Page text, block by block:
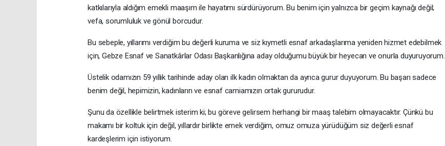
katkılarıyla aldığım emekli maaşım ile hayatımı sürdürüyorum. Bu benim için yalnızca bir geçim kaynağı değil;
vefa, sorumluluk ve gönül borcudur.
Bu sebeple, yıllarımı verdiğim bu değerli kuruma ve siz kıymetli esnaf arkadaşlarıma yeniden hizmet edebilmek
için, Gebze Esnaf ve Sanatkârlar Odası Başkanlığına aday olduğumu büyük bir heyecan ve onurla duyuruyorum.
Üstelik odamızın 59 yıllık tarihinde aday olan ilk kadın olmaktan da ayrıca gurur duyuyorum. Bu başarı sadece
benim değil, hepimizin, kadınların ve esnaf camiamızın ortak gururudur.
Şunu da özellikle belirtmek isterim ki; bu göreve gelirsem herhangi bir maaş talebim olmayacaktır. Çünkü bu
makamı bir koltuk için değil, yıllardır birlikte emek verdiğim, omuz omuza yürüdüğüm siz değerli esnaf
kardeşlerim için istiyorum.